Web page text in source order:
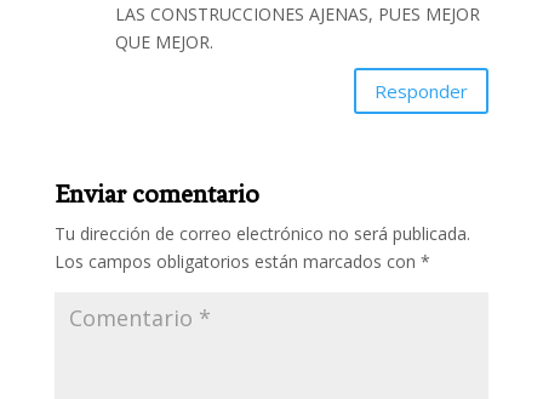
LAS CONSTRUCCIONES AJENAS, PUES MEJOR
QUE MEJOR.
Responder
Enviar comentario
Tu dirección de correo electrónico no será publicada.
Los campos obligatorios están marcados con *